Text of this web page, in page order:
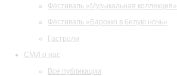
Фестиваль «Музыкальная коллекция»
Фестиваль «Барокко в белую ночь»
Гастроли
СМИ о нас
Все публикации